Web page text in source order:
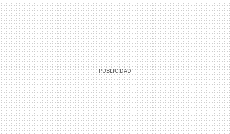
MAIL